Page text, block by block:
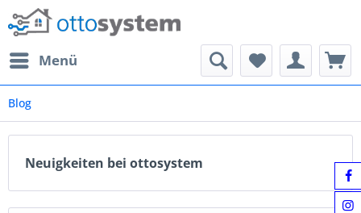
Menü
Blog
Neuigkeiten bei ottosystem